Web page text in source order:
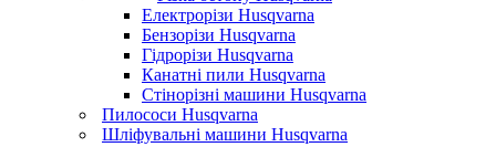
Електрорізи Husqvarna
Бензорізи Husqvarna
Гідрорізи Husqvarna
Канатні пили Husqvarna
Стінорізні машини Husqvarna
Пилососи Husqvarna
Шліфувальні машини Husqvarna